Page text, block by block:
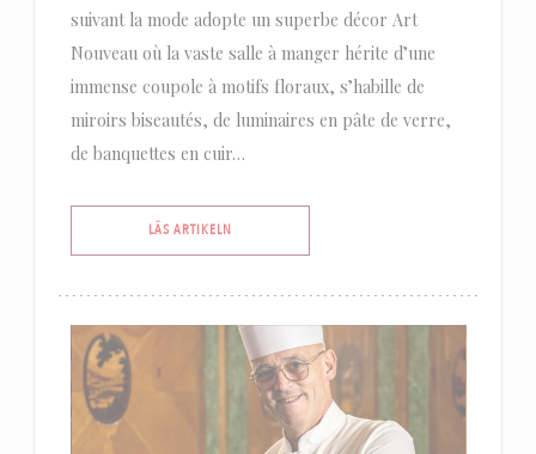
suivant la mode adopte un superbe décor Art
Nouveau où la vaste salle à manger hérite d’une
immense coupole à motifs floraux, s’habille de
miroirs biseautés, de luminaires en pâte de verre,
de banquettes en cuir…
LÄS ARTIKELN